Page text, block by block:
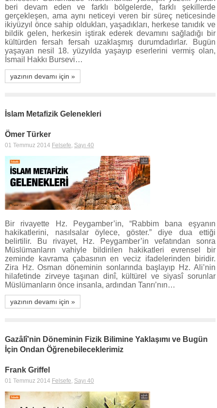
beri devam eden ve farklı bölgelerde, farklı şekillerde
gerçekleşen, ama aynı neticeyi veren bir süreç neticesinde
ikiyüzyıl önce sahip oldukları, yaşadıkları, herkese tanıdık ve
bildik gelen, herkesin iştirak ederek devamını sağladığı bir
kültürden fersah fersah uzaklaşmış durumdadırlar. Bugün
yaşayan nesil 18. yüzyılda yaşayıp eserlerini vermiş olan,
İsmail Hakkı Bursevi…
yazının devamı için »
İslam Metafizik Gelenekleri
Ömer Türker
01 Temmuz 2014 Felsefe, Sayı 40
Bir rivayette Hz. Peygamber’in, “Rabbim bana eşyanın
hakikatlerini, nasılsalar öylece, göster.” diye dua ettiği
belirtilir. Bu rivayet, Hz. Peygamber’in vefatından sonra
Müslümanların vahiyle bildirilen hakikatleri evrensel bir
zeminde kavrama çabasının en veciz ifadelerinden biridir.
Zira Hz. Osman döneminin sonlarında başlayıp Hz. Ali’nin
hilafetinde zirveye taşınan dinî, kültürel ve siyasî sorunlar
Müslümanların önce insanla, ardından Tanrı’nın…
yazının devamı için »
Gazâlî’nin Döneminin Fizik Bilimine Yaklaşımı ve Bugün
İçin Ondan Öğrenebileceklerimiz
Frank Griffel
01 Temmuz 2014 Felsefe, Sayı 40